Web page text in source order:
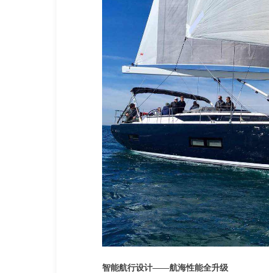
智能航行设计——航海性能全升级